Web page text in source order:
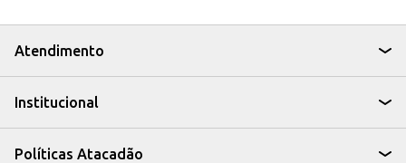
Atendimento
Institucional
Políticas Atacadão